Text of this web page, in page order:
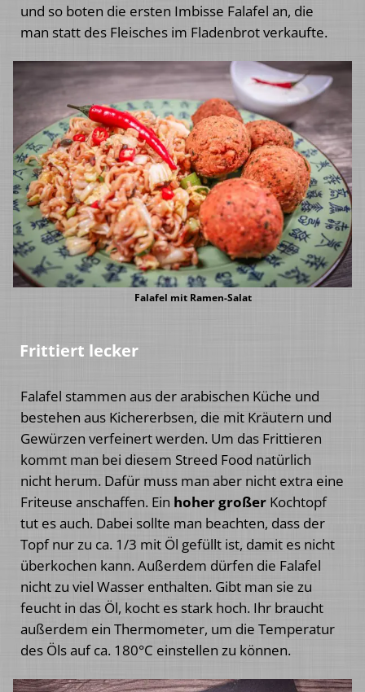
und so boten die ersten Imbisse Falafel an, die
man statt des Fleisches im Fladenbrot verkaufte.
Falafel mit Ramen-Salat
Frittiert lecker
Falafel stammen aus der arabischen Küche und
bestehen aus Kichererbsen, die mit Kräutern und
Gewürzen verfeinert werden. Um das Frittieren
kommt man bei diesem Streed Food natürlich
nicht herum. Dafür muss man aber nicht extra eine
Friteuse anschaffen. Ein hoher großer Kochtopf
tut es auch. Dabei sollte man beachten, dass der
Topf nur zu ca. 1/3 mit Öl gefüllt ist, damit es nicht
überkochen kann. Außerdem dürfen die Falafel
nicht zu viel Wasser enthalten. Gibt man sie zu
feucht in das Öl, kocht es stark hoch. Ihr braucht
außerdem ein Thermometer, um die Temperatur
des Öls auf ca. 180°C einstellen zu können.